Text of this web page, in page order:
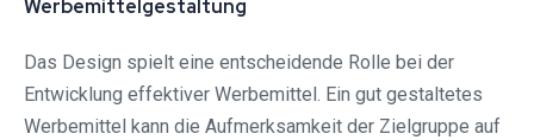
Werbemittelgestaltung
Das Design spielt eine entscheidende Rolle bei der
Entwicklung effektiver Werbemittel. Ein gut gestaltetes
Werbemittel kann die Aufmerksamkeit der Zielgruppe auf